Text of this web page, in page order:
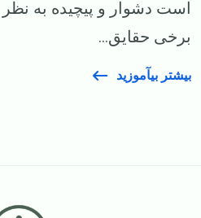
است دشوار و پیچیده به نظر
برخی حقایق...
بیشتر بیآموزید